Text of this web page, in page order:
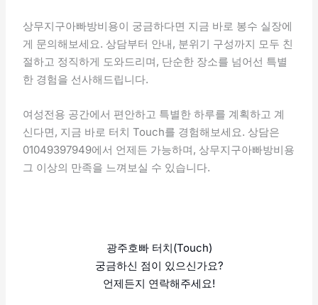
상무지구아빠방비용이 궁금하다면 지금 바로 봉수 실장에
게 문의해보세요. 상담부터 안내, 분위기 구성까지 모두 친
절하고 정직하게 도와드리며, 단순한 장소를 넘어선 특별
한 경험을 선사해드립니다.
여성전용 공간에서 편안하고 특별한 하루를 계획하고 계
신다면, 지금 바로 터치 Touch를 경험해보세요. 상담은
01049397949에서 언제든 가능하며, 상무지구아빠방비용
그 이상의 만족을 느껴보실 수 있습니다.
광주호빠 터치(Touch)
궁금하신 점이 있으신가요?
언제든지 연락해주세요!